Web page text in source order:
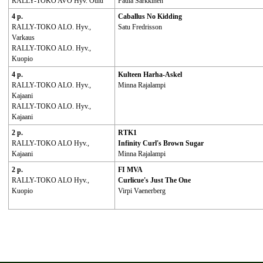
4 p.
RALLY-TOKO ALO. Hyv.,
Varkaus
RALLY-TOKO ALO. Hyv.,
Kuopio
Caballus No Kidding
Satu Fredrisson
4 p.
RALLY-TOKO ALO. Hyv.,
Kajaani
RALLY-TOKO ALO. Hyv.,
Kajaani
Kulteen Harha-Askel
Minna Rajalampi
2 p.
RALLY-TOKO ALO Hyv.,
Kajaani
RTK1
Infinity Curl's Brown Sugar
Minna Rajalampi
2 p.
RALLY-TOKO ALO Hyv.,
Kuopio
FI MVA
Curlicue's Just The One
Virpi Vaenerberg